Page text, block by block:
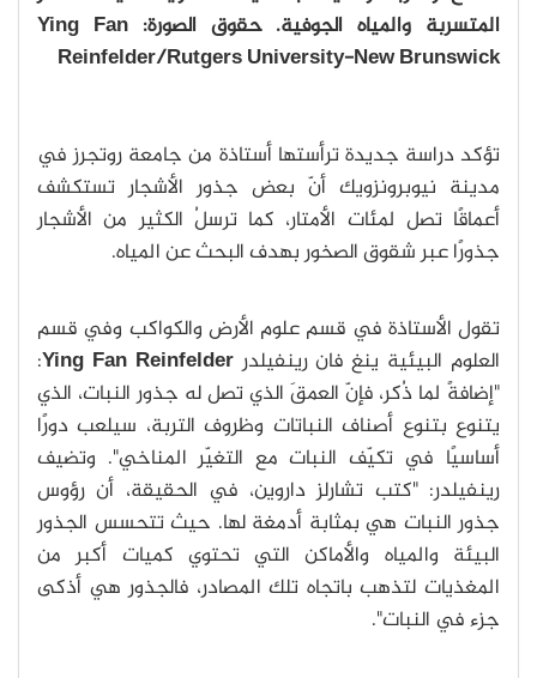
المتسربة والمياه الجوفية. حقوق الصورة: Ying Fan
Reinfelder/Rutgers University-New Brunswick
تؤكد دراسة جديدة ترأستها أستاذة من جامعة روتجرز في
مدينة نيوبرونزويك أنّ بعض جذور الأشجار تستكشف
أعماقًا تصل لمئات الأمتار، كما ترسلُ الكثير من الأشجار
جذورًا عبر شقوق الصخور بهدف البحث عن المياه.
تقول الأستاذة في قسم علوم الأرض والكواكب وفي قسم
العلوم البيئية ينغ فان رينفيلدرYing Fan Reinfelder
:
"إضافةً لما ذُكر، فإنّ العمقَ الذي تصل له جذور النبات، الذي
يتنوع بتنوع أصناف النباتات وظروف التربة، سيلعب دورًا
أساسيًا في تكيّف النبات مع التغيّر المناخي". وتضيف
رينفيلدر: "كتب تشارلز داروين، في الحقيقة، أن رؤوس
جذور النبات هي بمثابة أدمغة لها. حيث تتحسس الجذور
البيئة والمياه والأماكن التي تحتوي كميات أكبر من
المغذيات لتذهب باتجاه تلك المصادر، فالجذور هي أذكى
جزء في النبات".